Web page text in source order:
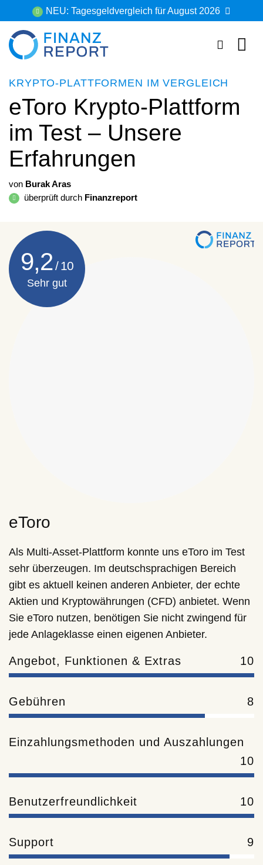
Inhalt
springen
NEU: Tagesgeldvergleich für August 2026
KRYPTO-PLATTFORMEN IM VERGLEICH
eToro Krypto-Plattform
im Test – Unsere
Erfahrungen
von Burak Aras
überprüft durch Finanzreport
eToro
Als Multi-Asset-Plattform konnte uns eToro im Test
sehr überzeugen. Im deutschsprachigen Bereich
gibt es aktuell keinen anderen Anbieter, der echte
Aktien und Kryptowährungen (CFD) anbietet. Wenn
Sie eToro nutzen, benötigen Sie nicht zwingend für
jede Anlageklasse einen eigenen Anbieter.
Angebot, Funktionen & Extras 10
Gebühren 8
Einzahlungsmethoden und Auszahlungen
10
Benutzerfreundlichkeit 10
Support 9
9,2
Sehr gut